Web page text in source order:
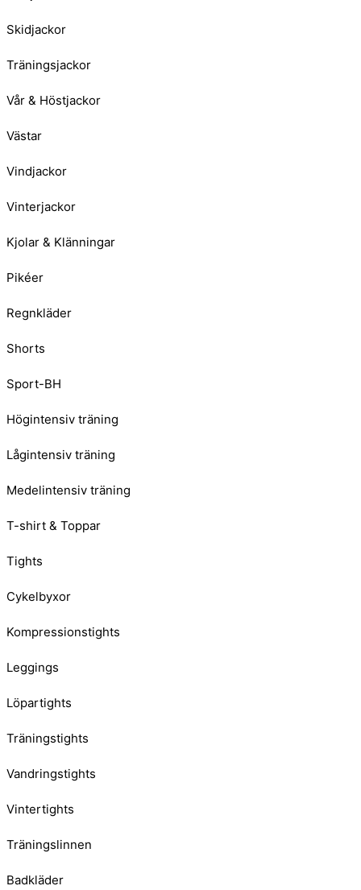
Skidjackor
Träningsjackor
Vår & Höstjackor
Västar
Vindjackor
Vinterjackor
Kjolar & Klänningar
Pikéer
Regnkläder
Shorts
Sport-BH
Högintensiv träning
Lågintensiv träning
Medelintensiv träning
T-shirt & Toppar
Tights
Cykelbyxor
Kompressionstights
Leggings
Löpartights
Träningstights
Vandringstights
Vintertights
Träningslinnen
Badkläder